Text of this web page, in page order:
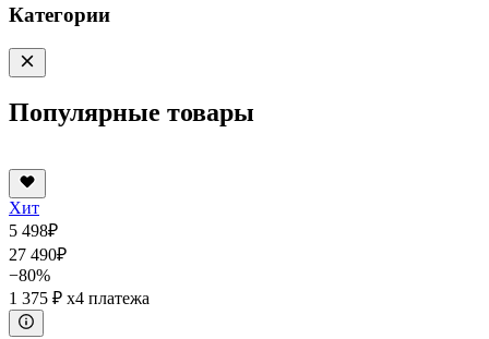
Категории
Популярные товары
Хит
5 498₽
27 490₽
−80%
1 375 ₽ x4 платежа